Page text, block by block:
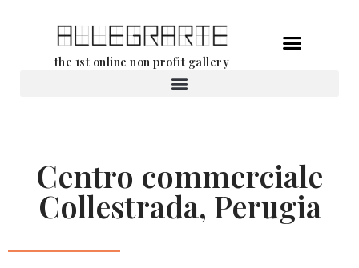
the 1st online non profit gallery
Centro commerciale
Collestrada, Perugia